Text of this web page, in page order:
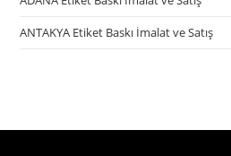
ANTAKYA Etiket Baskı İmalat ve Satış